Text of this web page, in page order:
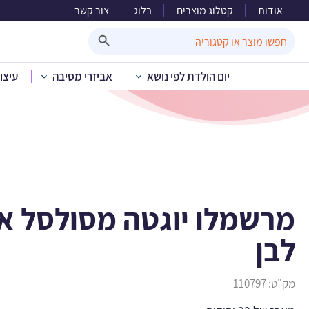
אודות קטלוג מוצרים בלוג צור קשר
for:
יום הולדת לפי נושא אביזרי מסיבה
מרשמלו
בית קטלוג מוצרים » יום
מרשמלו יוגטה מסולסל
לבן
מק"ט:110797